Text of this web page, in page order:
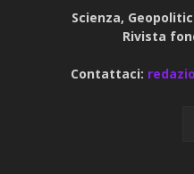
Scienza,
Rivista
Contattaci: